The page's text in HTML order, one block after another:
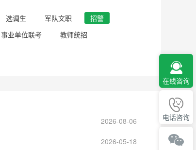
选调生 军队文职
招警
事业单位联考
教师统招
2026-08-06
2026-05-18
在线咨询
电话咨询